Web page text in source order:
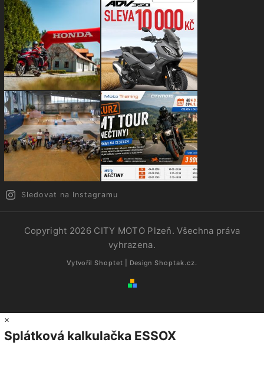
Sledovat na Instagramu
Copyright 2026 CITY MOTO Plzeň. Všechna práva
vyhrazena.
Vytvořil Shoptet | Design Shoptak.cz.
×
Splátková kalkulačka ESSOX